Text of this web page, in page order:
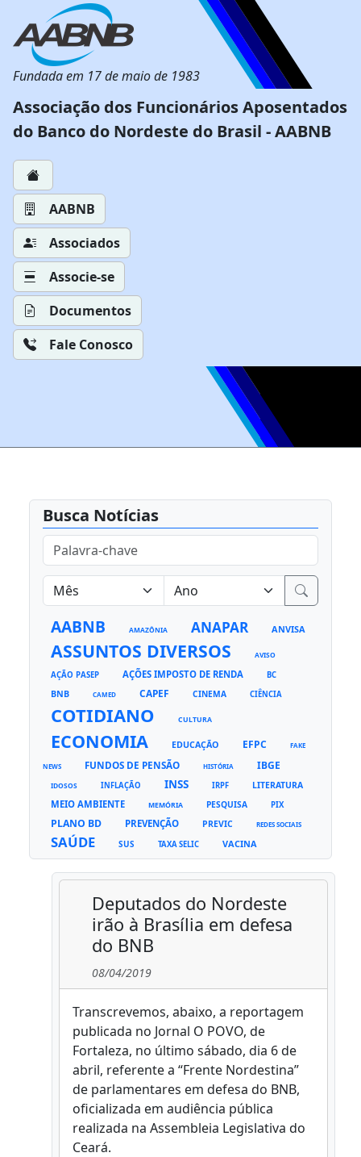
Fundada em 17 de maio de 1983
Associação dos Funcionários Aposentados
do Banco do Nordeste do Brasil - AABNB
AABNB
Associados
Associe-se
Documentos
Fale Conosco
Busca Notícias
AABNB AMAZÔNIA ANAPAR ANVISA
ASSUNTOS DIVERSOS AVISO
AÇÃO PASEP AÇÕES IMPOSTO DE RENDA BC
BNB CAMED CAPEF CINEMA CIÊNCIA
COTIDIANO CULTURA
ECONOMIA EDUCAÇÃO EFPC FAKE
NEWS FUNDOS DE PENSÃO HISTÓRIA IBGE
IDOSOS INFLAÇÃO INSS IRPF LITERATURA
MEIO AMBIENTE MEMÓRIA PESQUISA PIX
PLANO BD PREVENÇÃO PREVIC REDES SOCIAIS
SAÚDE SUS TAXA SELIC VACINA
Deputados do Nordeste
irão à Brasília em defesa
do BNB
08/04/2019
Transcrevemos, abaixo, a reportagem
publicada no Jornal O POVO, de
Fortaleza, no último sábado, dia 6 de
abril, referente a “Frente Nordestina”
de parlamentares em defesa do BNB,
oficializada em audiência pública
realizada na Assembleia Legislativa do
Ceará.